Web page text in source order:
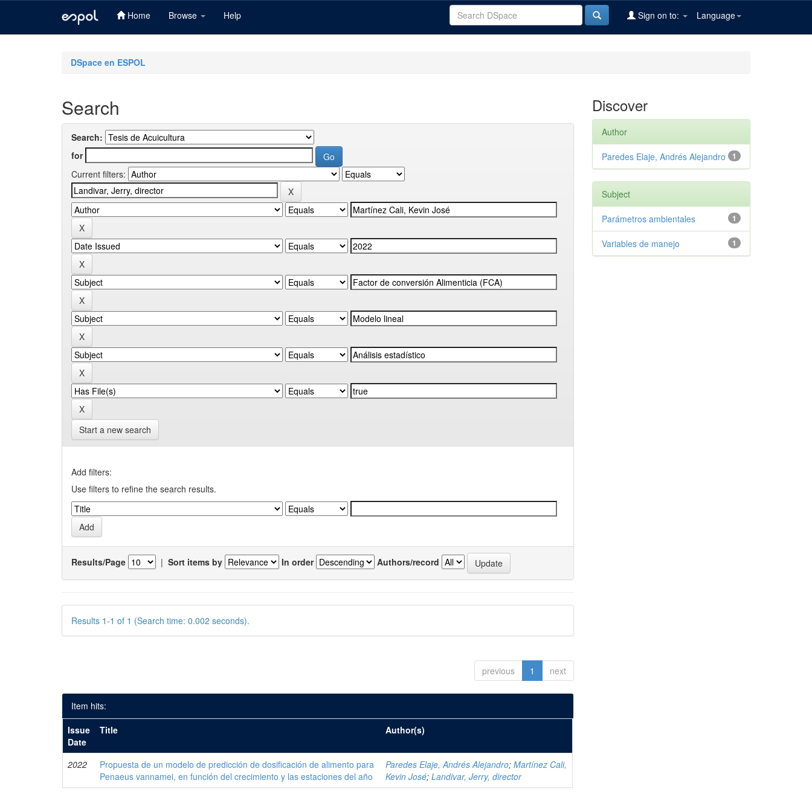
Home Browse Help Language
Sign on to:
DSpace en ESPOL
Search
Search:
for
Current filters:
Start a new search
Add filters:
Use filters to refine the search results.
Results/Page | Sort items by In order Authors/record
Results 1-1 of 1 (Search time: 0.002 seconds).
previous 1 next
Item hits:
Issue
Date
Title Author(s)
2022
Propuesta de un modelo de predicción de dosificación de alimento para
Penaeus vannamei, en función del crecimiento y las estaciones del año
Paredes Elaje, Andrés Alejandro;Martínez Cali,
Kevin José;Landivar, Jerry, director
Discover
Author
1
Paredes Elaje, Andrés Alejandro
Subject
1
Parámetros ambientales
1
Variables de manejo